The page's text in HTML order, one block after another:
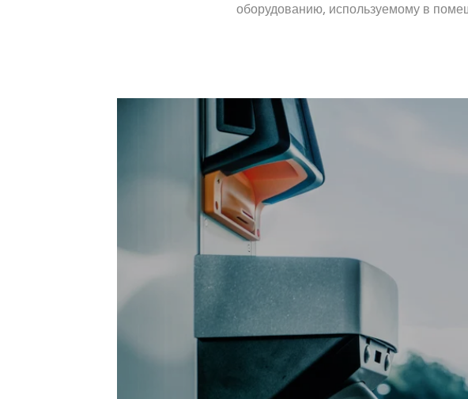
оборудованию, используемому в